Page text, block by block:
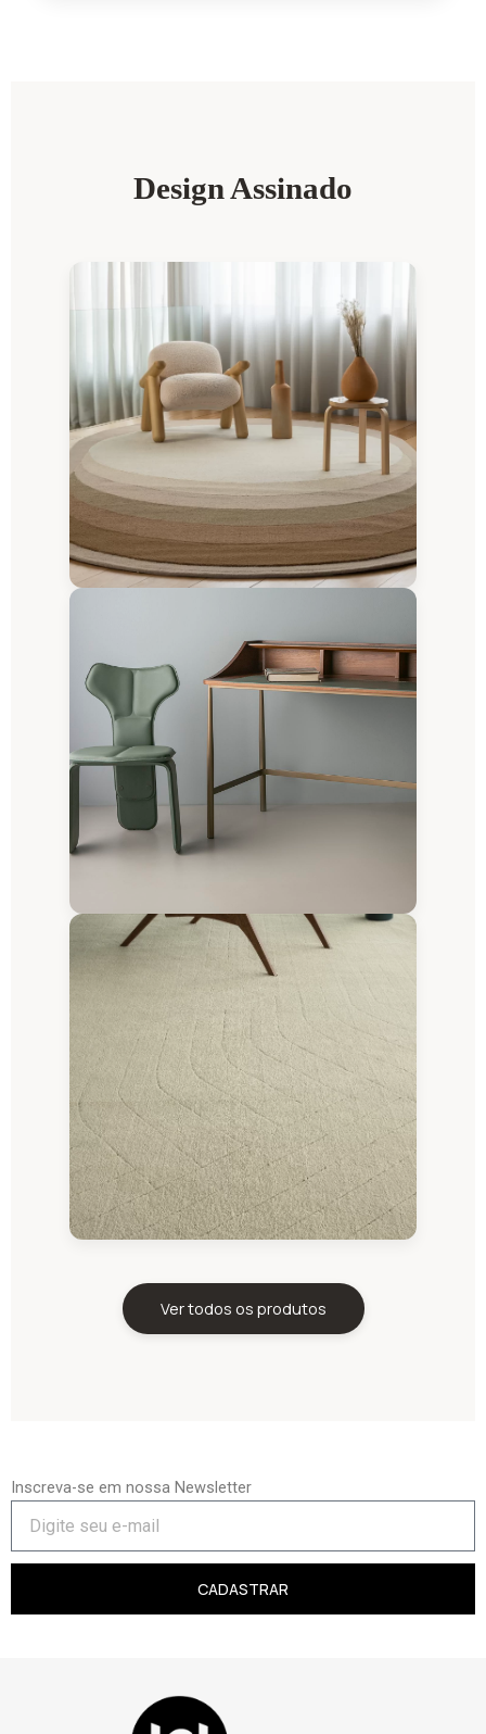
Design Assinado
Ver todos os produtos
Inscreva-se em nossa Newsletter
CADASTRAR